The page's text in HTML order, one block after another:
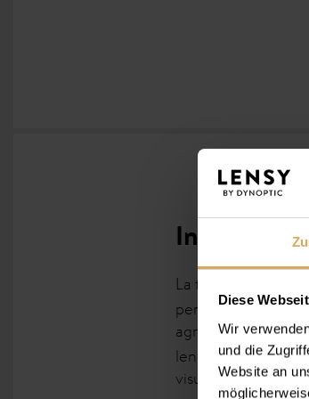
Diese
Wir
und die
Website an
La technologie
perméabilité à
agréablement
lentilles de
visuelle